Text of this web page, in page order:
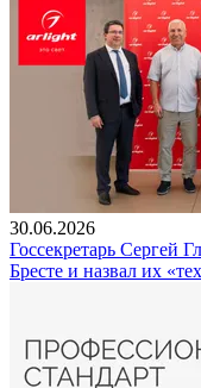
30.06.2026
Госсекретарь Сергей
Бресте и назвал их